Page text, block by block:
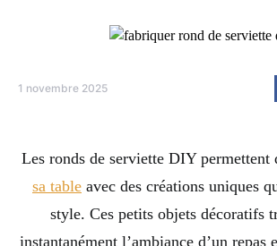
1 novembre 2025
Les ronds de serviette DIY permettent
sa table avec des créations uniques
style. Ces petits objets décoratifs
instantanément l’ambiance d’un repas